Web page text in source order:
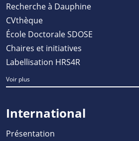
Recherche à Dauphine
CVthèque
École Doctorale SDOSE
Chaires et initiatives
Labellisation HRS4R
Voir plus
International
Présentation